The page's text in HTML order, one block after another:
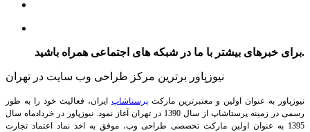
برای خبرهای بیشتر با ما در شبکه های اجتماعی همراه باشید.
نیوزپاور برترین مرکز طراحی وب سایت در تهران
نیوزپاور به عنوان اولین و معتبرترین مارکت پرستاشاپ ایران، فعالیت خود را به طور
رسمی در زمینه پرستاشاپ از سال 1390 در تهران آغاز نمود. نیوزپاور در خردادماه سال
1395 به عنوان اولین مارکت تخصصی طراحی وب، موفق به اخذ نماد اعتماد تجارت